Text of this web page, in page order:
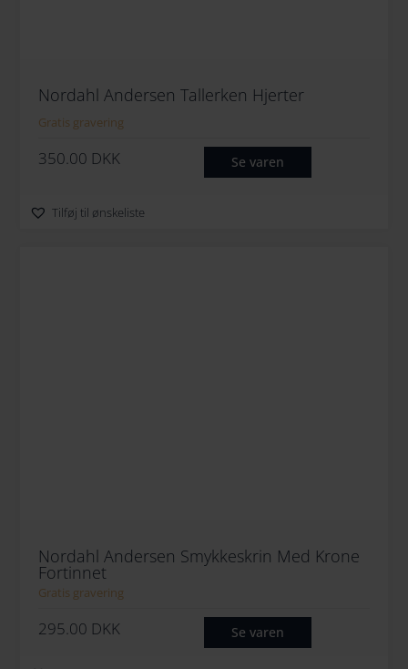
Nordahl Andersen Tallerken Hjerter
Gratis gravering
350.00 DKK Se varen
Tilføj til ønskeliste
Nordahl Andersen Smykkeskrin Med Krone
Fortinnet
Gratis gravering
295.00 DKK Se varen